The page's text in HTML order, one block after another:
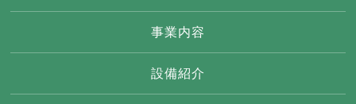
事業内容
設備紹介